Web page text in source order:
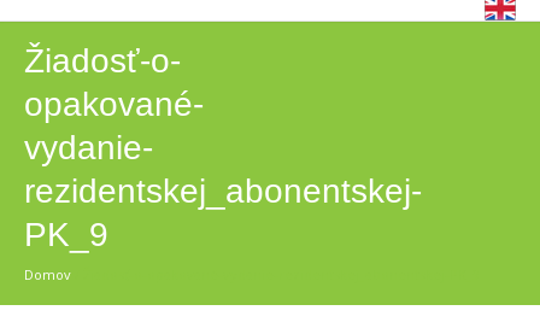
Žiadosť-o-
opakované-
vydanie-
rezidentskej_abonentskej-
PK_9
Domov